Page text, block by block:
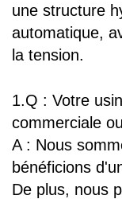
une structure
automatique,
la tension.
1.Q : Votre
commerciale
A : Nous
bénéficions
De plus, nous